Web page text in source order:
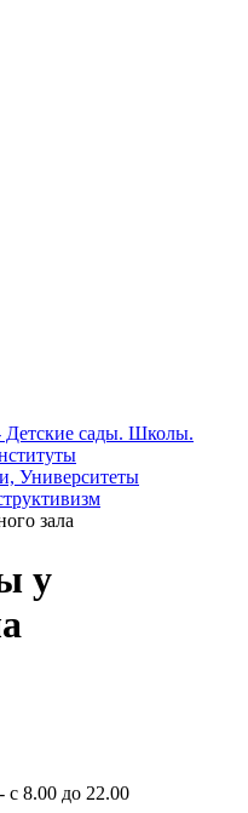
Детские сады. Школы.
Университеты
зала
у
8.00 до 22.00